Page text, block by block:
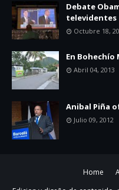
Debate
televidentes
Octubre 18,
En Bohechío
Abril 04, 2013
Anibal Piña
Julio 09, 2012
Home